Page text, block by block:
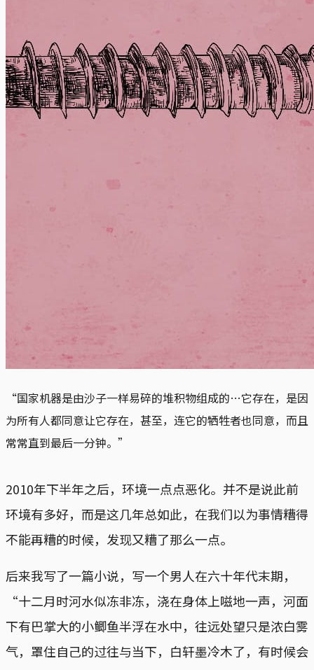
“国家机器是由沙子一样易碎的堆积物组成的…它存在，是因
为所有人都同意让它存在，甚至，连它的牺牲者也同意，而且
常常直到最后一分钟。”
2010年下半年之后，环境一点点恶化。并不是说此前
环境有多好，而是这几年总如此，在我们以为事情糟得
不能再糟的时候，发现又糟了那么一点。
后来我写了一篇小说，写一个男人在六十年代末期，
“十二月时河水似冻非冻，浇在身体上嗞地一声，河面
下有巴掌大的小鲫鱼半浮在水中，往远处望只是浓白雾
气，罩住自己的过往与当下，白轩墨冷木了，有时候会